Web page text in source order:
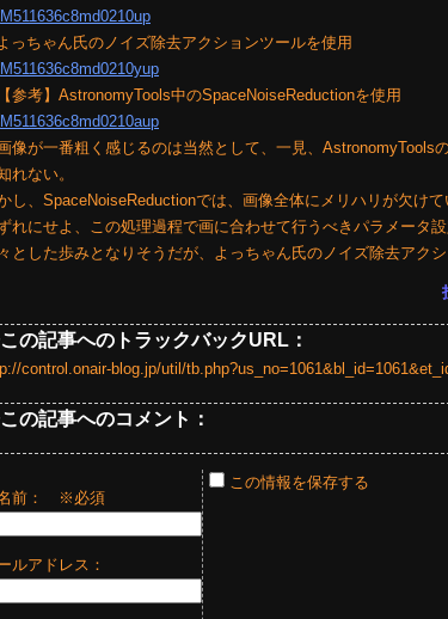
っちゃん氏のノイズ除去アクションツールを使用
参考】AstronomyTools中のSpaceNoiseReductionを使用
像が一番粗く感じるのは当然として、一見、
れない。
し、SpaceNoiseReductionでは、画像全体にメリハリが欠けて
れにせよ、この処理過程で画に合わせて行うべきパラメータ
とした歩みとなりそうだが、よっちゃん氏のノイズ除去アク
の記事へのトラックバックURL：
control.onair-blog.jp/util/
の記事へのコメント：
前： ※必須
ルアドレス：
この情報を保存する